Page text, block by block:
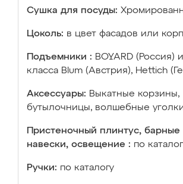
Сушка для посуды:
Цоколь: в цвет фасадов или
Подъемники : BOYARD (Россия)
класса Blum (Австрия), Hettich
Аксессуары: Выкатные корзины,
бутылочницы, волшебные
Пристеночный плинтус, барные
навески, освещение : по
Ручки: по каталогу